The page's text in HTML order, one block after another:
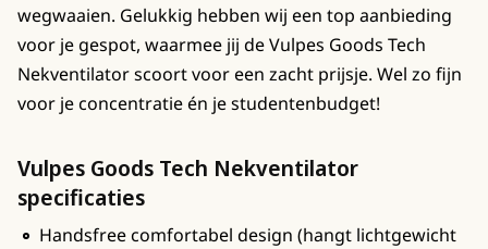
wegwaaien. Gelukkig hebben wij een top aanbieding
voor je gespot, waarmee jij de Vulpes Goods Tech
Nekventilator scoort voor een zacht prijsje. Wel zo fijn
voor je concentratie én je studentenbudget!
Vulpes Goods Tech Nekventilator
specificaties
Handsfree comfortabel design (hangt lichtgewicht